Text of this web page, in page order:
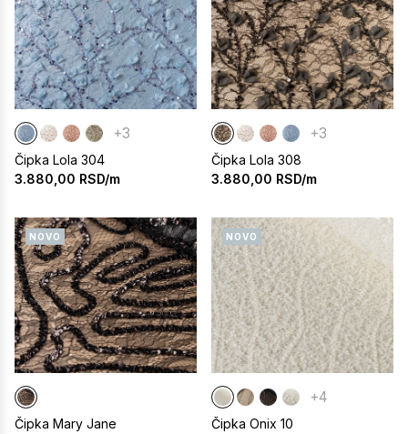
+3
Čipka Lola 304
3.880,00 RSD/m
+3
Čipka Lola 308
3.880,00 RSD/m
NOVO
Čipka Mary Jane
NOVO
+4
Čipka Onix 10